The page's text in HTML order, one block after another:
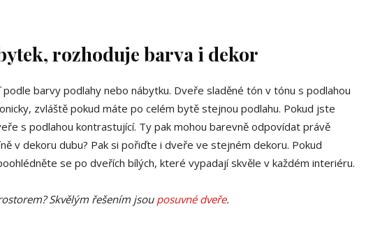
rozhoduje barva i dekor
barvy podlahy nebo nábytku. Dveře sladěné tón v tónu s podlahou
zvláště pokud máte po celém bytě stejnou podlahu. Pokud jste
s podlahou kontrastující. Ty pak mohou barevně odpovídat právě
v dekoru dubu? Pak si pořiďte i dveře ve stejném dekoru. Pokud
se po dveřích bílých, které vypadají skvěle v každém interiéru.
Skvělým řešením jsou posuvné dveře.